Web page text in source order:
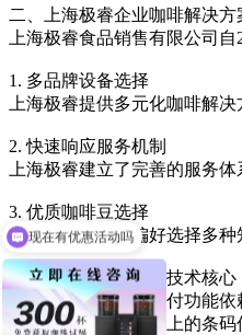
二、上海极睿企业咖啡解决方
上海极睿食品销售有限公司
1. 多品牌设备选择
上海极睿提供多元化咖啡解
2. 快速响应服务机制
上海极睿建立了完善的服务
3. 优质咖啡豆选择
企业可根据自身偏好选择多种
三、智能咖啡机扫码技术核心
智能咖啡机的扫码支付功能
通过扫描咖啡豆袋子上的条
现在有优惠活动吗